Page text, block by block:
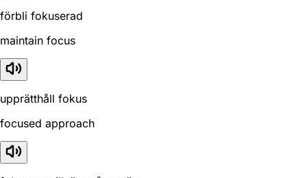
förbli fokuserad
maintain focus
upprätthåll fokus
focused approach